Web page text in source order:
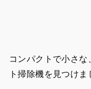
コンパクトで小さ
ト掃除機を見つけま